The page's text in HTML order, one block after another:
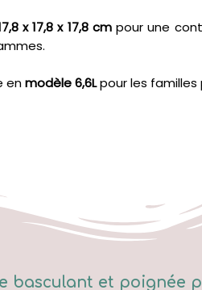
x 17,8 x 17,8 cmpour une
enmodèle 6,6Lpour les familles
basculant et poignée